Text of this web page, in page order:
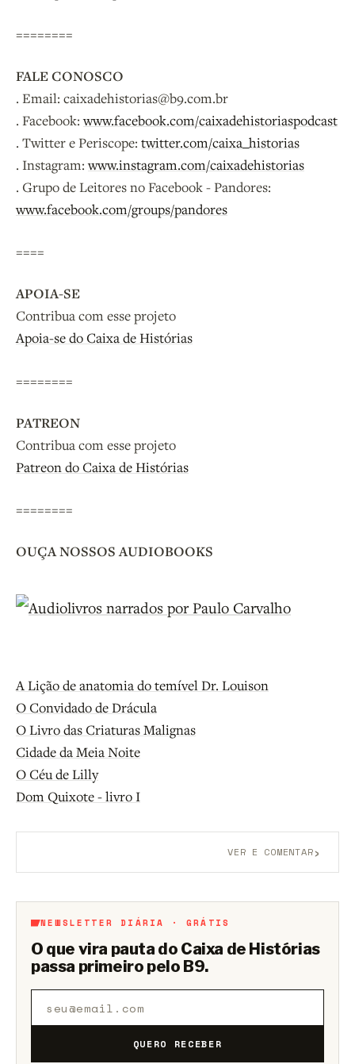
========
FALE CONOSCO
. Email: caixadehistorias@b9.com.br
. Facebook:www.facebook.com/caixadehistoriaspodcast
. Twitter e Periscope: twitter.com/caixa_historias
. Instagram:www.instagram.com/caixadehistorias
. Grupo de Leitores no Facebook - Pandores:
www.facebook.com/groups/pandores
====
APOIA-SE
Contribua com esse projeto
Apoia-se do Caixa de Histórias
========
PATREON
Contribua com esse projeto
Patreon do Caixa de Histórias
========
OUÇA NOSSOS AUDIOBOOKS
A Lição de anatomia do temível Dr. Louison
O Convidado de Drácula
O Livro das Criaturas Malignas
Cidade da Meia Noite
O Céu de Lilly
Dom Quixote - livro I
VER E COMENTAR›
NEWSLETTER DIÁRIA · GRÁTIS
O que vira pauta do Caixa de Histórias
passa primeiro pelo B9.
QUERO RECEBER